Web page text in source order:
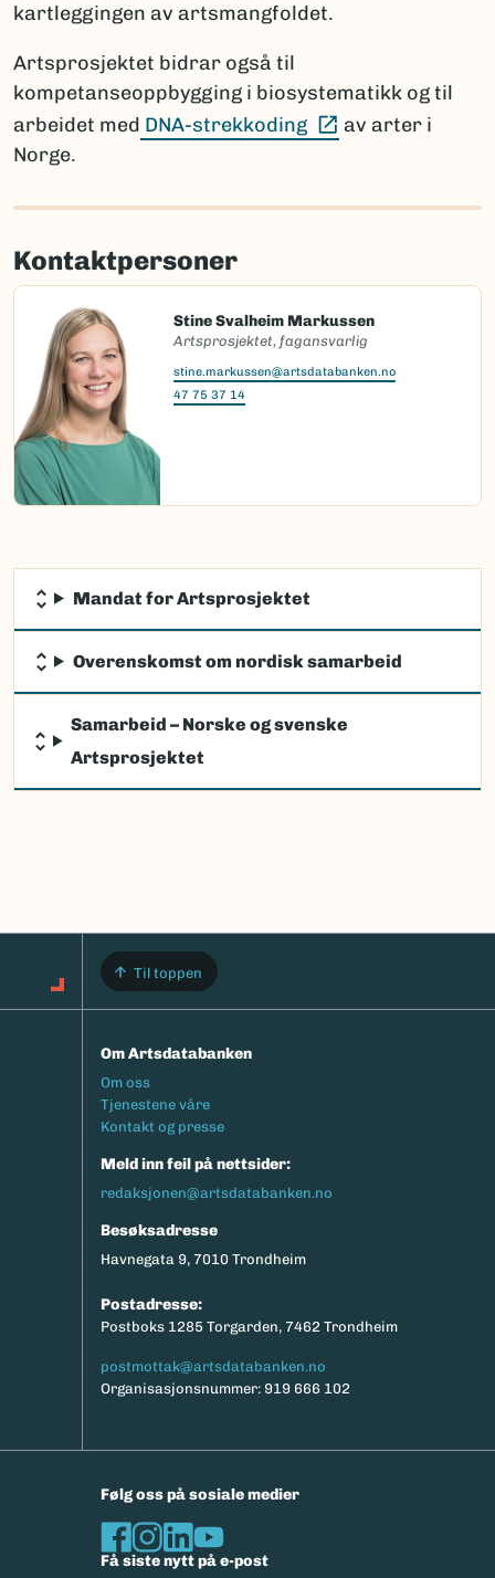
kartleggingen av artsmangfoldet.
Artsprosjektet bidrar også til
kompetanseoppbygging i biosystematikk og til
arbeidet med DNA-strekkoding (Ekstern lenke)
av arter i
Norge.
Kontaktpersoner
Stine Svalheim Markussen
Artsprosjektet, fagansvarlig
stine.markussen@artsdatabanken.no
47 75 37 14
Mandat for Artsprosjektet
Overenskomst om nordisk samarbeid
Samarbeid – Norske og svenske
Artsprosjektet
Til toppen
Om Artsdatabanken
Footermeny
Om oss
Tjenestene våre
Kontakt og presse
Meld inn feil på nettsider:
redaksjonen@artsdatabanken.no
Besøksadresse
Havnegata 9, 7010 Trondheim
Postadresse:
Postboks 1285 Torgarden, 7462 Trondheim
postmottak@artsdatabanken.no
Organisasjonsnummer: 919 666 102
Følg oss på sosiale medier
Få siste nytt på e-post